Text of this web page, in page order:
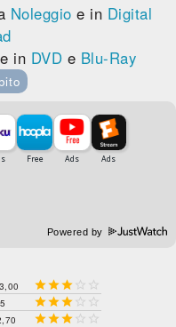
Noleggio e in Digital
e in DVD e Blu-Ray
Powered by
  
  
  